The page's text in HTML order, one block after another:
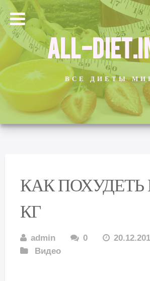
ALL-
ВСЕ ДИЕТЫ
КАК ПОХУДЕТЬ
КГ
admin 0
Видео